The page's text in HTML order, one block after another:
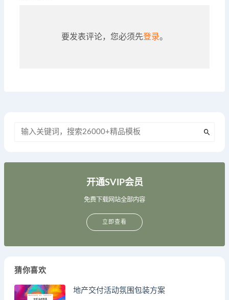
要发表评论，您必须先登录。
开通SVIP会员
免费下载网站全部内容
立即查看
猜你喜欢
地产交付活动氛围包装方案